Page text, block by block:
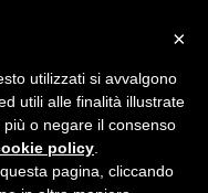
del teatro
×
utilizzati si avvalgono
utili alle finalità illustrate
o negare il consenso
policy
pagina, cliccando